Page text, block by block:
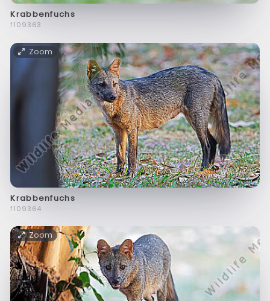
Krabbenfuchs
f109363
Zoom
Krabbenfuchs
f109364
Zoom